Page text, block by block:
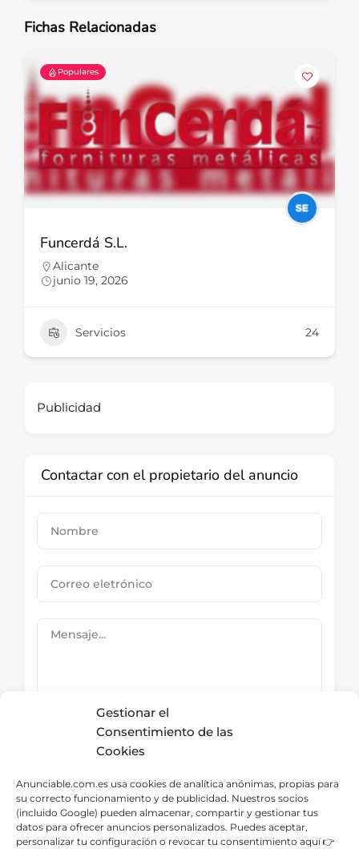
Gestionar el
Consentimiento de las
Cookies
Anunciable.com.es usa cookies de analítica anónimas, propias para
su correcto funcionamiento y de publicidad. Nuestros socios
(incluido Google) pueden almacenar, compartir y gestionar tus
datos para ofrecer anuncios personalizados. Puedes aceptar,
personalizar tu configuración o revocar tu consentimiento aquí 👉
Fichas Relacionadas
Populares
Funcerdá S.L.
Alicante
junio 19, 2026
Servicios 24
Publicidad
Contactar con el propietario del anuncio
Submit Now
Directorio – Categorías